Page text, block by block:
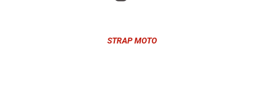
STRAP MOTO